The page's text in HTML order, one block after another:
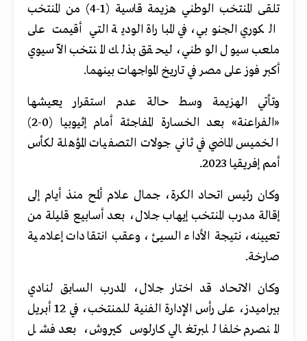
تلقى المنتخب الوطني هزيمة قاسية (1-4) من المنتخب
الكوري الجنوبي، في المباراة الودية التي أقيمت على
ملعب سيول الوطني، ليحقق بذلك المنتخب الآسيوي
أكبر فوز على مصر في تاريخ المواجهات بينهما.
وتأتي الهزيمة وسط حالة عدم استقرار يعيشها
«الفراعنة» بعد الخسارة المفاجئة أمام إثيوبيا (0-2)
الخميس الماضي في ثاني جولات التصفيات المؤهلة لكأس
أمم إفريقيا 2023.
وكان رئيس اتحاد الكرة، جمال علام ألمح منذ أيام إلى
إقالة مدرب المنتخب إيهاب جلال، بعد أسابيع قليلة من
تعيينه، نتيجة الأداء السيئ، وعقب انتقادات إعلامية
صارخة.
وكان الاتحاد قد اختار جلال، المدرب السابق لنادي
بيراميدز، على رأس الإدارة الفنية للمنتخب، في 12 أبريل
المنصرم خلفا للبرتغالي كارلوس كيروش، بعد فشل